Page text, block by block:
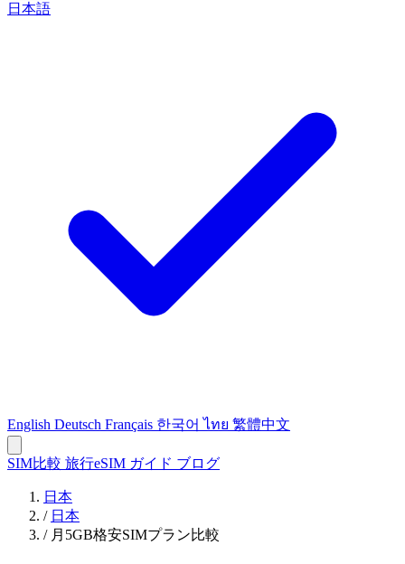
日本語
English Deutsch Français 한국어 ไทย 繁體中文
SIM比較 旅行eSIM ガイド ブログ
日本
/ 日本
/ 月5GB格安SIMプラン比較